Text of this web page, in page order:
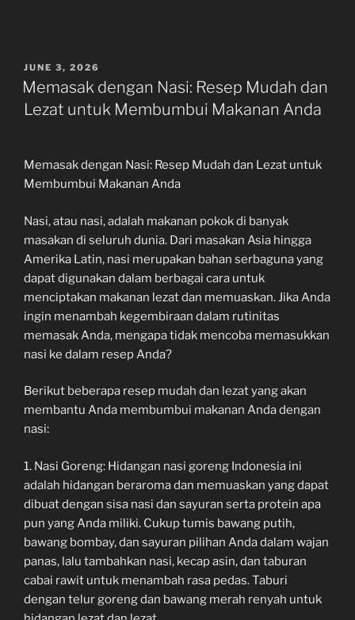
POSTED
ON
JUNE 3, 2026
Memasak dengan Nasi: Resep Mudah dan
Lezat untuk Membumbui Makanan Anda
Memasak dengan Nasi: Resep Mudah dan Lezat untuk
Membumbui Makanan Anda
Nasi, atau nasi, adalah makanan pokok di banyak
masakan di seluruh dunia. Dari masakan Asia hingga
Amerika Latin, nasi merupakan bahan serbaguna yang
dapat digunakan dalam berbagai cara untuk
menciptakan makanan lezat dan memuaskan. Jika Anda
ingin menambah kegembiraan dalam rutinitas
memasak Anda, mengapa tidak mencoba memasukkan
nasi ke dalam resep Anda?
Berikut beberapa resep mudah dan lezat yang akan
membantu Anda membumbui makanan Anda dengan
nasi:
1. Nasi Goreng: Hidangan nasi goreng Indonesia ini
adalah hidangan beraroma dan memuaskan yang dapat
dibuat dengan sisa nasi dan sayuran serta protein apa
pun yang Anda miliki. Cukup tumis bawang putih,
bawang bombay, dan sayuran pilihan Anda dalam wajan
panas, lalu tambahkan nasi, kecap asin, dan taburan
cabai rawit untuk menambah rasa pedas. Taburi
dengan telur goreng dan bawang merah renyah untuk